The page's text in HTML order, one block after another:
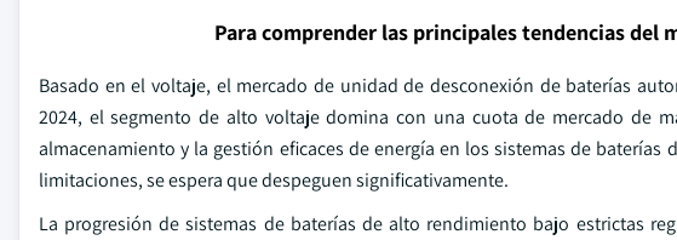
Para comprender las principales tendencias del
Basado en el voltaje, el mercado de unidad de desconexión de baterías
2024, el segmento de alto voltaje domina con una cuota de mercado de
almacenamiento y la gestión eficaces de energía en los sistemas de
limitaciones, se espera que despeguen significativamente.
La progresión de sistemas de baterías de alto rendimiento bajo estrictas